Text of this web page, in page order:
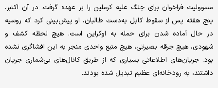
مسوولیت فراخوان برای جنگ علیه کرملین را بر عهده گرفت. در آن اکتبر،
پنج هفته پس از سقوط کابل به‌دست طالبان، او پیش‌بینی کرد که روسیه
در حال آماده شدن برای حمله به اوکراین است. هیچ لحظه‌ کشف و
شهودی، هیچ جرقه بصیرتی، هیچ منبع واحدی منجر به این افشاگری نشده
بود. جریان‌های اطلاعاتی بسیاری که از طریق کانال‌های بی‌شماری جریان
داشتند، به رودخانه‌ای عظیم تبدیل شده بودند.